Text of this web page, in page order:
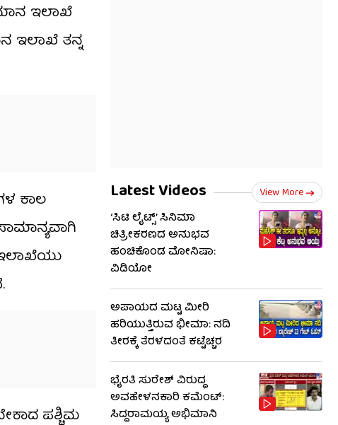
ಇಲಾಖೆ
ಇಲಾಖೆ ತನ್ನ
ಕಾಲ
ಪಶ್ಚಿಮ
Latest Videos View More
‘ಸಿಟಿ ಲೈಟ್ಸ್’ ಸಿನಿಮಾ
ಚಿತ್ರೀಕರಣದ ಅನುಭವ
ಹಂಚಿಕೊಂಡ ಮೋನಿಷಾ:
ವಿಡಿಯೋ
ಅಪಾಯದ ಮಟ್ಟ ಮೀರಿ
ಹರಿಯುತ್ತಿರುವ ಭೀಮಾ: ನದಿ
ತೀರಕ್ಕೆ ತೆರಳದಂತೆ ಕಟ್ಟೆಚ್ಚರ
ಭೈರತಿ ಸುರೇಶ್ ವಿರುದ್ಧ
ಅವಹೇಳನಕಾರಿ ಕಮೆಂಟ್:
ಸಿದ್ದರಾಮಯ್ಯ ಅಭಿಮಾನಿ